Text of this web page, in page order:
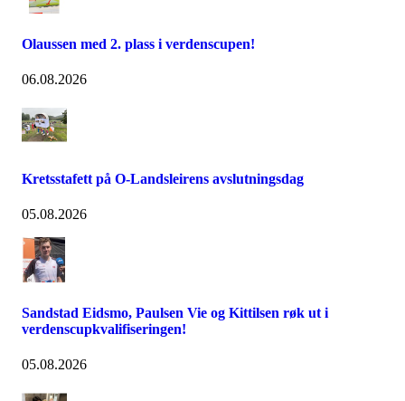
Olaussen med 2. plass i verdenscupen!
06.08.2026
Kretsstafett på O-Landsleirens avslutningsdag
05.08.2026
Sandstad Eidsmo, Paulsen Vie og Kittilsen røk ut i
verdenscupkvalifiseringen!
05.08.2026